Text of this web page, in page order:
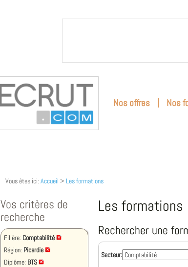
Nos offres | Nos
Vous êtes ici: Accueil > Les formations
Vos critères de
recherche
Filière: Comptabilité
Région: Picardie
Diplôme: BTS
Les formations
Rechercher une
Secteur: